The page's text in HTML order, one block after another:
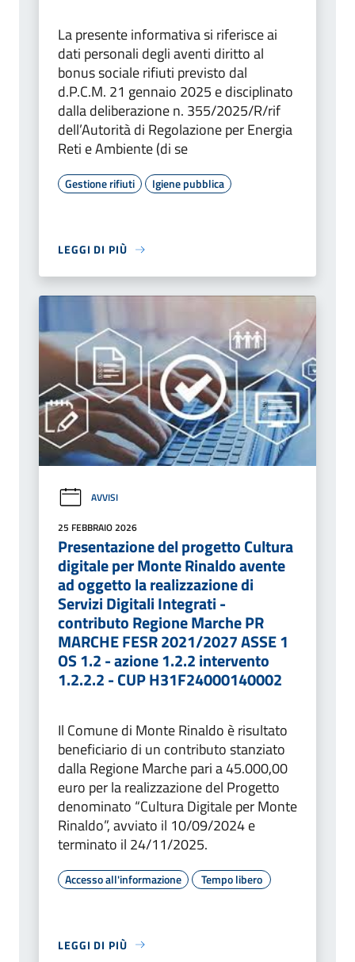
La presente informativa si riferisce ai
dati personali degli aventi diritto al
bonus sociale rifiuti previsto dal
d.P.C.M. 21 gennaio 2025 e disciplinato
dalla deliberazione n. 355/2025/R/rif
dell’Autorità di Regolazione per Energia
Reti e Ambiente (di se
Gestione rifiuti Igiene pubblica
LEGGI DI PIÙ
AVVISI
25 FEBBRAIO 2026
Presentazione del progetto Cultura
digitale per Monte Rinaldo avente
ad oggetto la realizzazione di
Servizi Digitali Integrati -
contributo Regione Marche PR
MARCHE FESR 2021/2027 ASSE 1
OS 1.2 - azione 1.2.2 intervento
1.2.2.2 - CUP H31F24000140002
Il Comune di Monte Rinaldo è risultato
beneficiario di un contributo stanziato
dalla Regione Marche pari a 45.000,00
euro per la realizzazione del Progetto
denominato “Cultura Digitale per Monte
Rinaldo”, avviato il 10/09/2024 e
terminato il 24/11/2025.
Accesso all'informazione Tempo libero
LEGGI DI PIÙ